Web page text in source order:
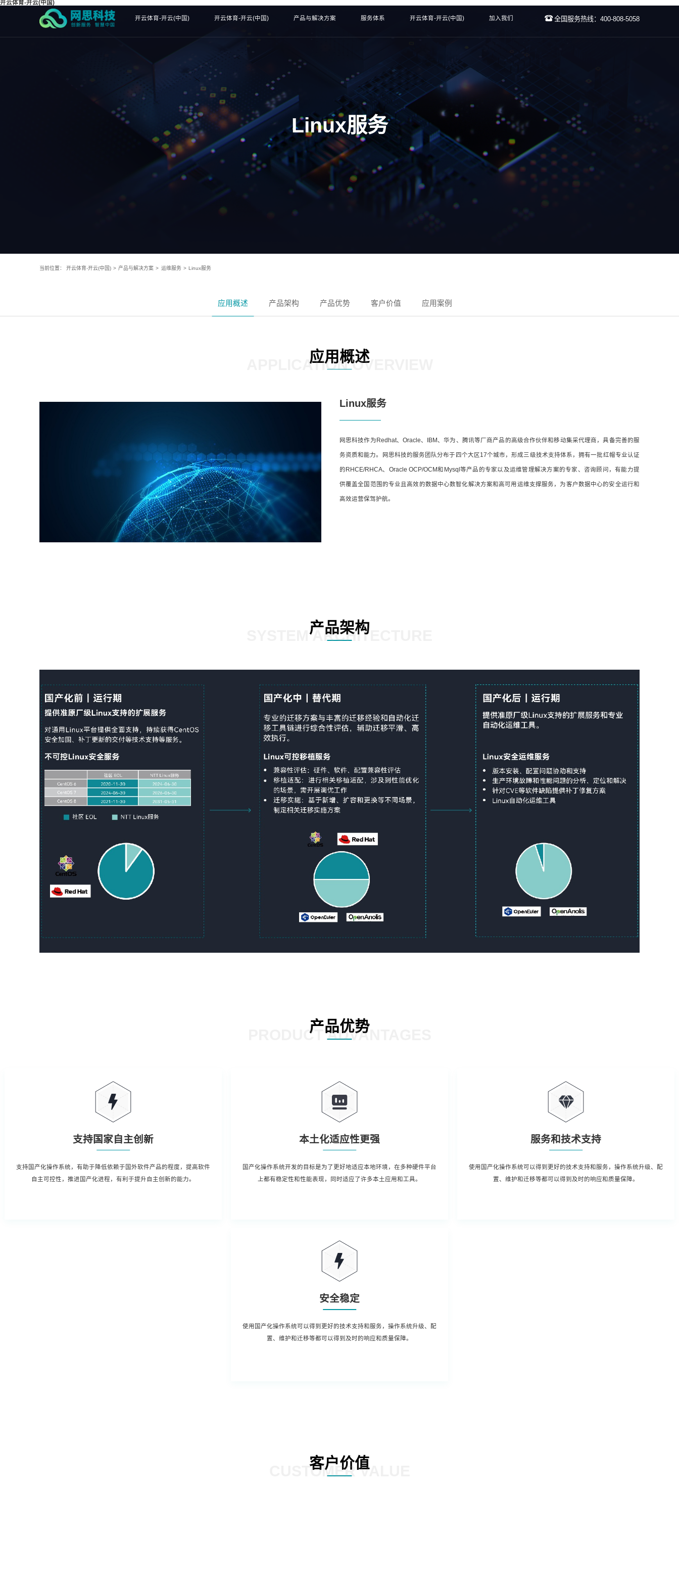
开云体育-开云(中国)
开云体育-开云(中国) 开云体育-开云(中国) 产品与解决方案 服务体系 开云体育-开云(中国) 加入我们 全国服务热线：400-808-5058
Linux服务
当前位置： 开云体育-开云(中国) > 产品与解决方案 > 运维服务 > Linux服务
应用概述 产品架构 产品优势 客户价值 应用案例
应用概述
APPLICATION OVERVIEW
Linux服务
网思科技作为Redhat、Oracle、IBM、华为、腾讯等厂商产品的高级合作伙伴和移动集采代理商，具备完善的服
务资质和能力。网思科技的服务团队分布于四个大区17个城市，形成三级技术支持体系，拥有一批红帽专业认证
的RHCE/RHCA、Oracle OCP/OCM和Mysql等产品的专家以及运维管理解决方案的专家、咨询顾问，有能力提
供覆盖全国范围的专业且高效的数据中心数智化解决方案和高可用运维支撑服务，为客户数据中心的安全运行和
高效运营保驾护航。
产品架构
SYSTEM ARCHITECTURE
产品优势
PRODUCT ADVANTAGES
支持国家自主创新
支持国产化操作系统，有助于降低依赖于国外软件产品的程度，提高软件
自主可控性，推进国产化进程，有利于提升自主创新的能力。
本土化适应性更强
国产化操作系统开发的目标是为了更好地适应本地环境，在多种硬件平台
上都有稳定性和性能表现，同时适应了许多本土应用和工具。
服务和技术支持
使用国产化操作系统可以得到更好的技术支持和服务，操作系统升级、配
置、维护和迁移等都可以得到及时的响应和质量保障。
安全稳定
使用国产化操作系统可以得到更好的技术支持和服务，操作系统升级、配
置、维护和迁移等都可以得到及时的响应和质量保障。
客户价值
CUSTOMER VALUE